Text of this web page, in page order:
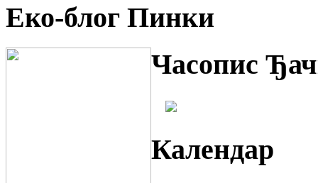
Еко-блог Пинки
Часопис
Календар